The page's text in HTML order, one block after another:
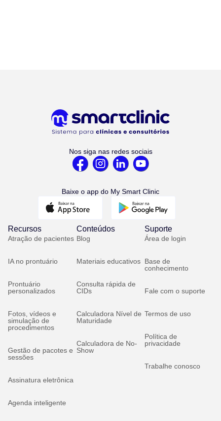
Nos siga nas redes sociais
Baixe o app do My Smart Clinic
Recursos
Atração de pacientes
IA no prontuário
Prontuário
personalizados
Fotos, vídeos e
simulação de
procedimentos
Gestão de pacotes e
sessões
Assinatura eletrônica
Agenda inteligente
Conteúdos
Blog
Materiais educativos
Consulta rápida de
CIDs
Calculadora Nível de
Maturidade
Calculadora de No-
Show
Suporte
Área de login
Base de
conhecimento
Fale com o suporte
Termos de uso
Política de
privacidade
Trabalhe conosco